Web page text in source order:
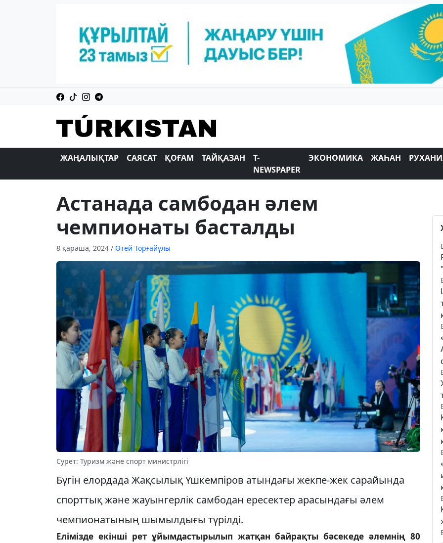
ЖАҢАЛЫҚТАР САЯСАТ ҚОҒАМ ТАЙҚАЗАН
T-
NEWSPAPER
ЭКОНОМИКА ЖАҺАН
Астанада самбодан әлем
чемпионаты басталды
8 қараша, 2024 / Өтей Торғайұлы
Сурет: Туризм және спорт министрлігі
Бүгін елордада Жақсылық Үшкемпіров атындағы жекпе-жек сарайында
спорттық және жауынгерлік самбодан ересектер арасындағы әлем
чемпионатының шымылдығы түрілді.
Елімізде екінші рет ұйымдастырылып жатқан байрақты бәсекеде әлемнің 80